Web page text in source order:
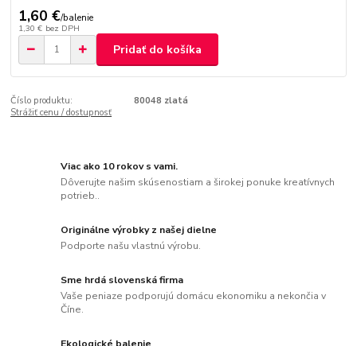
1,60 €/balenie
1,30 € bez DPH
Pridať do košíka
Číslo produktu:
80048 zlatá
Strážiť cenu / dostupnosť
Viac ako 10 rokov s vami.
Dôverujte našim skúsenostiam a širokej ponuke kreatívnych
potrieb..
Originálne výrobky z našej dielne
Podporte našu vlastnú výrobu.
Sme hrdá slovenská firma
Vaše peniaze podporujú domácu ekonomiku a nekončia v
Číne.